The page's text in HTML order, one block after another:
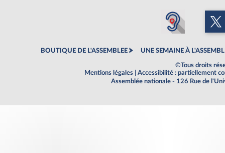
BOUTIQUE DE L'ASSEMBLEE UNE SEMAINE À
©Tous droits
Mentions légales
Accessibilité : partiellement
Assemblée nationale - 126 Rue de